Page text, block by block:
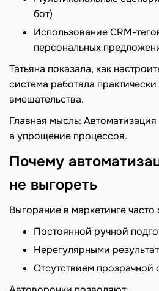
бот)
Использование CRM-
персональных
Татьяна показала, как
система работала
вмешательства.
Главная мысль:
а упрощение процессов.
Почему
не выгореть
Выгорание в маркетинге часто
Постоянной ручной
Нерегулярными
Отсутствием прозрачной